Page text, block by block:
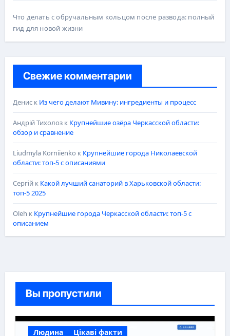
Что делать с обручальным кольцом после развода: полный
гид для новой жизни
Свежие комментарии
Дениск Из чего делают Мивину: ингредиенты и процесс
Андрій Тихолозк Крупнейшие озёра Черкасской области:
обзор и сравнение
Liudmyla Korniienko к Крупнейшие города Николаевской
области: топ-5 с описаниями
Сергійк Какой лучший санаторий в Харьковской области:
топ-5 2025
Oleh к Крупнейшие города Черкасской области: топ-5 с
описанием
Вы пропустили
Людина Цікаві факти